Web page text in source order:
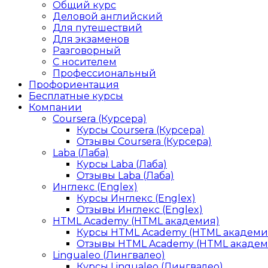
Общий курс
Деловой английский
Для путешествий
Для экзаменов
Разговорный
С носителем
Профессиональный
Профориентация
Бесплатные курсы
Компании
Coursera (Курсера)
Курсы Coursera (Курсера)
Отзывы Coursera (Курсера)
Laba (Лаба)
Курсы Laba (Лаба)
Отзывы Laba (Лаба)
Инглекс (Englex)
Курсы Инглекс (Englex)
Отзывы Инглекс (Englex)
HTML Academy (HTML академия)
Курсы HTML Academy (HTML
Отзывы HTML Academy (HTML
Lingualeo (Лингвалео)